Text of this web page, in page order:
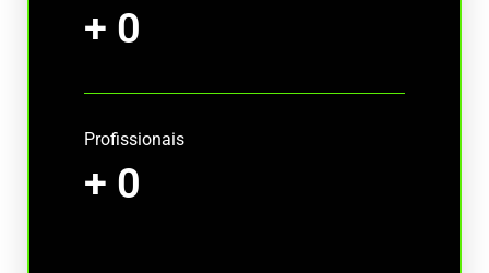
+ 0
Profissionais
+ 0